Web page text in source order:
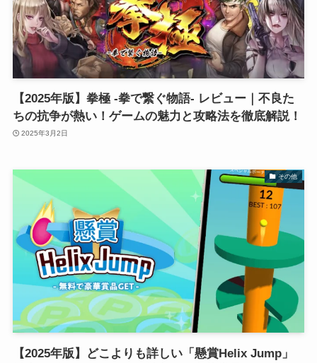
【2025年版】拳極 -拳で繋ぐ物語- レビュー｜不良た
ちの抗争が熱い！ゲームの魅力と攻略法を徹底解説！
2025年3月2日
その他
【2025年版】どこよりも詳しい「懸賞Helix Jump」